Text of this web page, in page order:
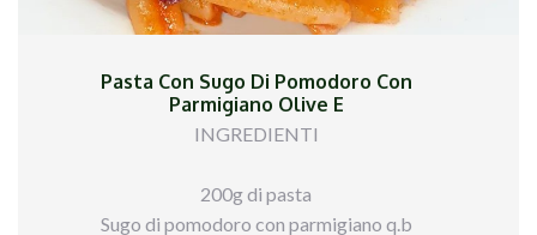
Pasta Con Sugo Di Pomodoro Con
Parmigiano Olive E
INGREDIENTI
200g di pasta
Sugo di pomodoro con parmigiano q.b